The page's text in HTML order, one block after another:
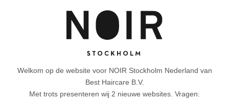
Welkom op de website voor NOIR Stockholm Nederland van
Best Haircare B.V.
Met trots presenteren wij 2 nieuwe websites. Vragen: